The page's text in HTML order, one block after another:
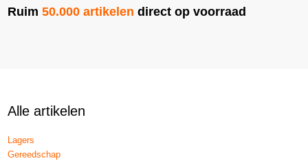
Ruim50.000 artikelen direct op voorraad
Alle artikelen
Lagers
Gereedschap